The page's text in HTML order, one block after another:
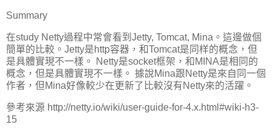
Summary
在study Netty過程中常會看到Jetty, Tomcat, Mina。這邊做個
簡單的比較。Jetty是http容器，和Tomcat是同样的概念，但
是具體實現不一樣。 Netty是socket框架，和MINA是相同的
概念，但是具體實現不一樣。 據說Mina跟Netty是來自同一個
作者，但Mina好像較少在更新了比較沒有Netty來的活躍。
參考來源 http://netty.io/wiki/user-guide-for-4.x.html#wiki-h3-
15